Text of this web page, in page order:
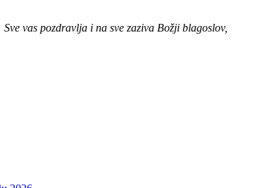
Sve vas pozdravlja i na sve zaziva Božji blagoslov,